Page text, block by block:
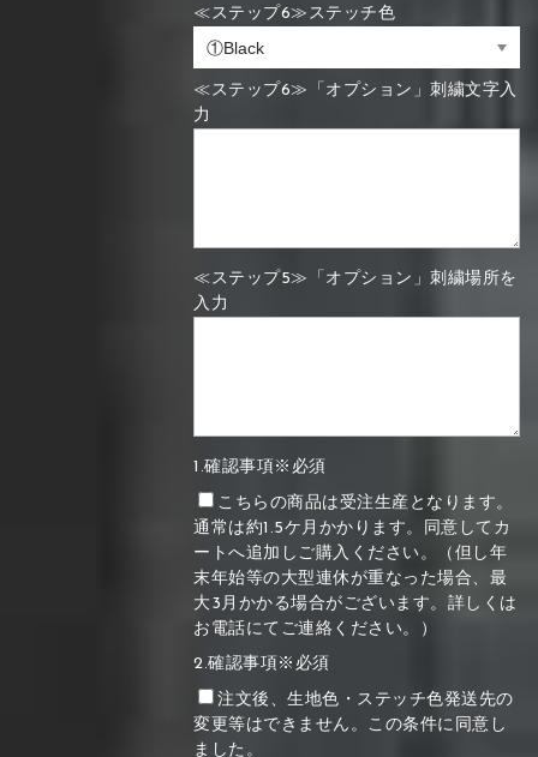
≪ステップ6≫ステッチ色
≪ステップ6≫「オプション」刺繍文字入
力
≪ステップ5≫「オプション」刺繍場所を
入力
1.確認事項※必須
こちらの商品は受注生産となります。
通常は約1.5ケ月かかります。同意してカ
ートへ追加しご購入ください。（但し年
末年始等の大型連休が重なった場合、最
大3月かかる場合がございます。詳しくは
お電話にてご連絡ください。）
2.確認事項※必須
注文後、生地色・ステッチ色発送先の
変更等はできません。この条件に同意し
ました。